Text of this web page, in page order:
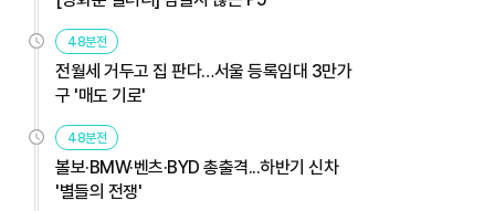
48분전
전월세 거두고 집 판다…서울 등록임대 3만가
구 '매도 기로'
48분전
볼보·BMW·벤츠·BYD 총출격...하반기 신차
'별들의 전쟁'